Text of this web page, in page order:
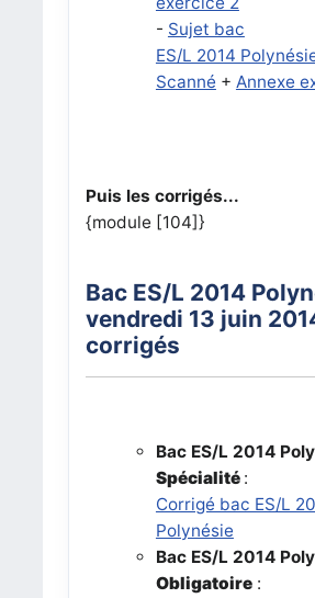
- Sujet bac
ES/L 2014
Scanné + Annexe
Puis les corrigés...
{module [104]}
Bac ES/L 2014
vendredi 13 juin
corrigés
Bac ES/L 2014
Spécialité :
Corrigé bac ES/L
Polynésie
Bac ES/L 2014
Obligatoire :